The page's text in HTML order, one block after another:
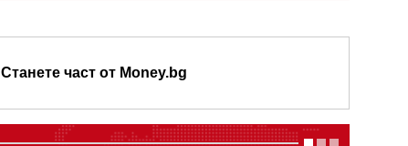
Станете част от Money.bg